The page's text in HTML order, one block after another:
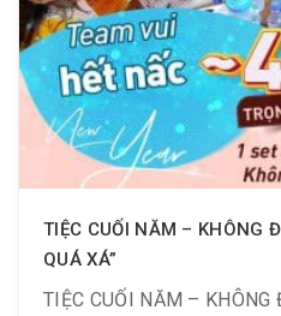
TIỆC CUỐI NĂM – KHÔNG
QUÁ XÁ”
TIỆC CUỐI NĂM –